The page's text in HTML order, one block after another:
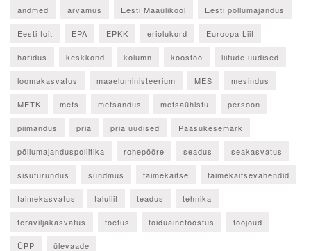
andmed arvamus Eesti Maaülikool Eesti põllumajandus
Eesti toit EPA EPKK eriolukord Euroopa Liit
haridus keskkond kolumn koostöö liitude uudised
loomakasvatus maaeluministeerium MES mesindus
METK mets metsandus metsaühistu persoon
piimandus pria pria uudised Pääsukesemärk
põllumajanduspoliitika rohepööre seadus seakasvatus
sisuturundus sündmus taimekaitse taimekaitsevahendid
taimekasvatus taluliit teadus tehnika
teraviljakasvatus toetus toiduainetööstus tööjõud
ÜPP ülevaade